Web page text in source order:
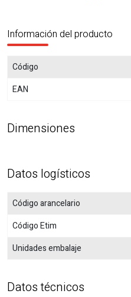
Información del producto
Código
EAN
Dimensiones
Datos logísticos
Código arancelario
Código Etim
Unidades embalaje
Datos técnicos